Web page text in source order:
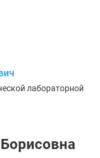
лабораторной